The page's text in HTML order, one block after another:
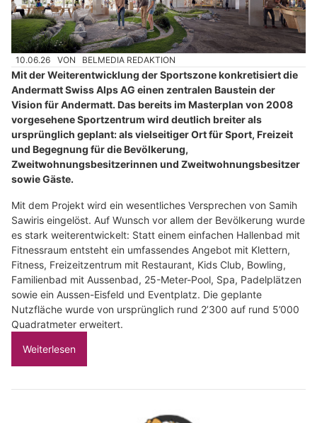
10.06.26 VON BELMEDIA REDAKTION
Mit der Weiterentwicklung der Sportszone konkretisiert die
Andermatt Swiss Alps AG einen zentralen Baustein der
Vision für Andermatt. Das bereits im Masterplan von 2008
vorgesehene Sportzentrum wird deutlich breiter als
ursprünglich geplant: als vielseitiger Ort für Sport, Freizeit
und Begegnung für die Bevölkerung,
Zweitwohnungsbesitzerinnen und Zweitwohnungsbesitzer
sowie Gäste.
Mit dem Projekt wird ein wesentliches Versprechen von Samih
Sawiris eingelöst. Auf Wunsch vor allem der Bevölkerung wurde
es stark weiterentwickelt: Statt einem einfachen Hallenbad mit
Fitnessraum entsteht ein umfassendes Angebot mit Klettern,
Fitness, Freizeitzentrum mit Restaurant, Kids Club, Bowling,
Familienbad mit Aussenbad, 25-Meter-Pool, Spa, Padelplätzen
sowie ein Aussen-Eisfeld und Eventplatz. Die geplante
Nutzfläche wurde von ursprünglich rund 2’300 auf rund 5’000
Quadratmeter erweitert.
Weiterlesen